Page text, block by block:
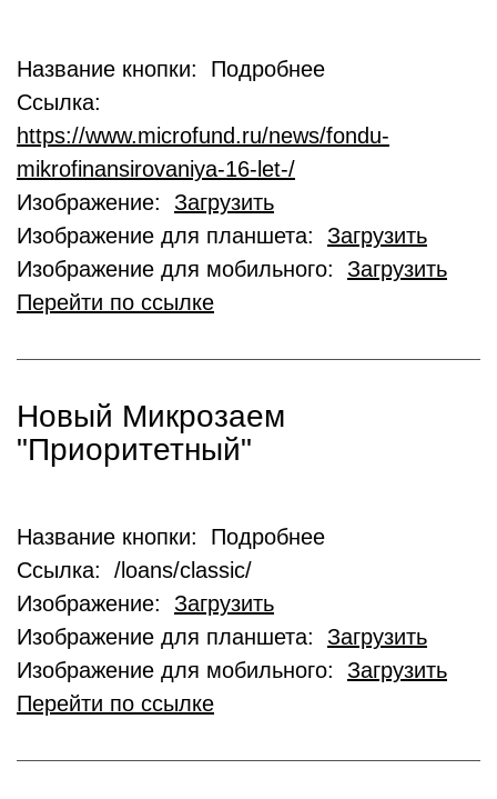
Название кнопки: Подробнее
Ссылка:
https://www.microfund.ru/news/fondu-
mikrofinansirovaniya-16-let-/
Изображение: Загрузить
Изображение для планшета: Загрузить
Изображение для мобильного: Загрузить
Перейти по ссылке
Новый Микрозаем
"Приоритетный"
Название кнопки: Подробнее
Ссылка: /loans/classic/
Изображение: Загрузить
Изображение для планшета: Загрузить
Изображение для мобильного: Загрузить
Перейти по ссылке